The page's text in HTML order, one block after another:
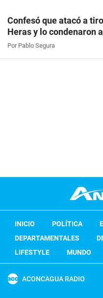
Confesó que atacó a
Heras y lo condenaron
Por Pablo Segura
INICIO POLÍTICA
DEPARTAMENTALES
LIFESTYLE
MUNDO
ACONCAGUA RADIO